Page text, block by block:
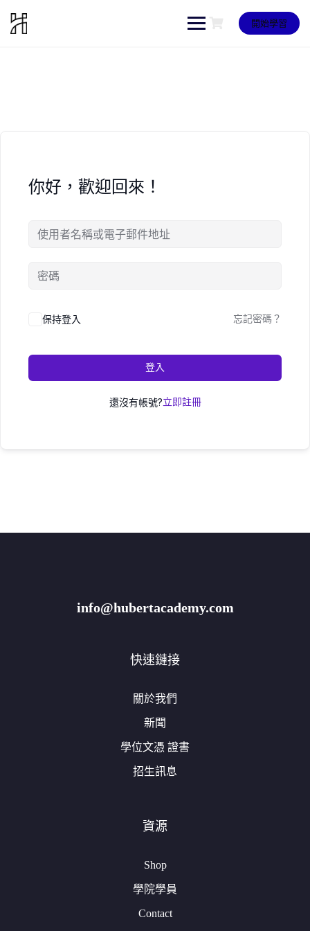
content
開始學習
你好，歡迎回來！
保持登入 忘記密碼？
登入
還沒有帳號?立即註冊
info@hubertacademy.com
快速鏈接
關於我們
新聞
學位文憑 證書
招生訊息
資源
Shop
學院學員
Contact